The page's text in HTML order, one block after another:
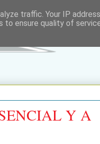
Y A
traffic. Your IP
ensure quality of